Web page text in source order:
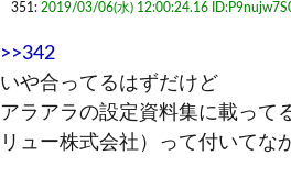
351: 2019/03/06(水) 12:00:24.16
>>342
いや合ってるはずだけど
アラアラの設定資料集に載って
リュー株式会社）って付いてな